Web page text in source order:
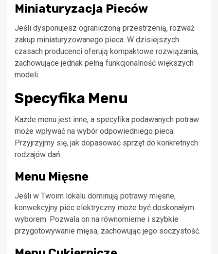
Miniaturyzacja Pieców
Jeśli dysponujesz ograniczoną przestrzenią, rozważ
zakup miniaturyzowanego pieca. W dzisiejszych
czasach producenci oferują kompaktowe rozwiązania,
zachowujące jednak pełną funkcjonalność większych
modeli.
Specyfika Menu
Każde menu jest inne, a specyfika podawanych potraw
może wpływać na wybór odpowiedniego pieca.
Przyjrzyjmy się, jak dopasować sprzęt do konkretnych
rodzajów dań:
Menu Mięsne
Jeśli w Twoim lokalu dominują potrawy mięsne,
konwekcyjny piec elektryczny może być doskonałym
wyborem. Pozwala on na równomierne i szybkie
przygotowywanie mięsa, zachowując jego soczystość.